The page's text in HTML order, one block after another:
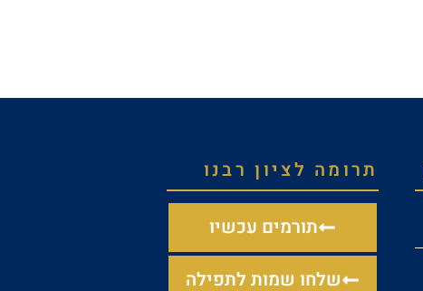
תרומה לציון רבנו
תורמים עכשיו
שלחו שמות לתפילה